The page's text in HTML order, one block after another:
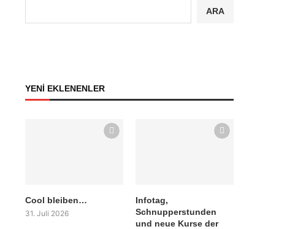
ARA
YENİ EKLENENLER
Cool bleiben…
31. Juli 2026
Infotag,
Schnupperstunden
und neue Kurse der